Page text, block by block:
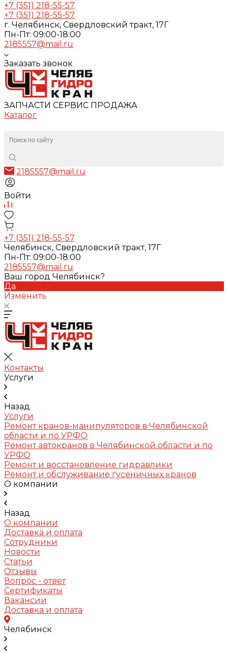
+7 (351) 218-55-57
+7 (351) 218-55-57
г. Челябинск, Свердловский тракт, 17Г
Пн-Пт: 09:00-18:00
2185557@mail.ru
Заказать звонок
ЗАПЧАСТИ СЕРВИС ПРОДАЖА
Каталог
2185557@mail.ru
Войти
+7 (351) 218-55-57
Челябинск, Свердловский тракт, 17Г
Пн-Пт: 09:00-18:00
2185557@mail.ru
Ваш город Челябинск?
Да
Изменить
Контакты
Услуги
Назад
Услуги
Ремонт кранов-манипуляторов в Челябинской
области и по УРФО
Ремонт автокранов в Челябинской области и по
УРФО
Ремонт и восстановление гидравлики
Ремонт и обслуживание гусеничных кранов
О компании
Назад
О компании
Доставка и оплата
Сотрудники
Новости
Статьи
Отзывы
Вопрос - ответ
Сертификаты
Вакансии
Доставка и оплата
Челябинск